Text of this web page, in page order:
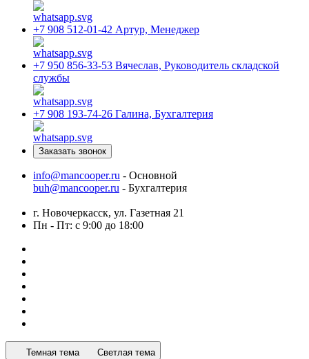
+7 908 512-01-42 Артур, Менеджер
+7 950 856-33-53 Вячеслав, Руководитель складской
службы
+7 908 193-74-26 Галина, Бухгалтерия
Заказать звонок
info@mancooper.ru - Основной
buh@mancooper.ru - Бухгалтерия
г. Новочеркасск, ул. Газетная 21
Пн - Пт: с 9:00 до 18:00
Темная тема Светлая тема